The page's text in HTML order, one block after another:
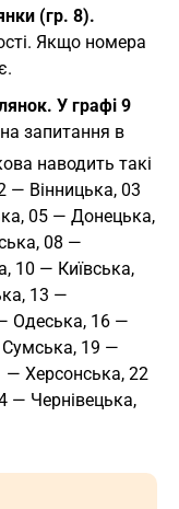
(гр. 8).
Якщо номера
У графі 9
запитання в
наводить такі
— Вінницька, 03
05 — Донецька,
08 —
10 — Київська,
13 —
Одеська, 16 —
19 —
— Херсонська, 22
— Чернівецька,